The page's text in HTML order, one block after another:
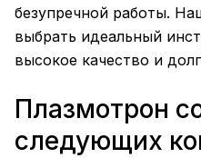
безупречной работы.
выбрать идеальный
высокое качество и
Плазмотрон
следующих